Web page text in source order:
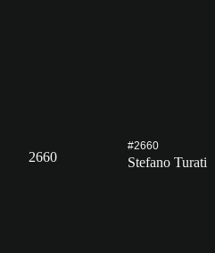
2660
#2660
Stefano Turati